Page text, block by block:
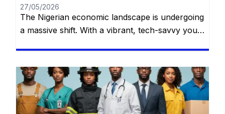
27/05/2026
The Nigerian economic landscape is undergoing
a massive shift. With a vibrant, tech-savvy youth
are no longer the sole avenues to financial
stability. As macroeconomic shifts demand
resilience and adaptability, certain practical,
high-demand skills are emerging as the fastest